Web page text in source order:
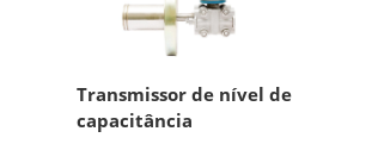
Transmissor de nível de
capacitância